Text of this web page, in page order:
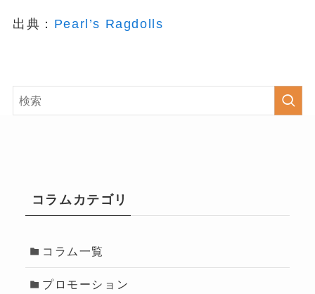
出典： Pearl’s Ragdolls
コラムカテゴリ
コラム一覧
プロモーション